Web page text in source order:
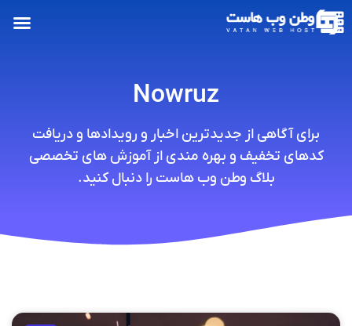
Nowruz
برای آگاهی از جدیدترین اخبار و رویدادها و دریافت
کدهای تخفیف و بهره مندی از آموزش های تخصصی
بلاگ وطن وب هاست را دنبال کنید.